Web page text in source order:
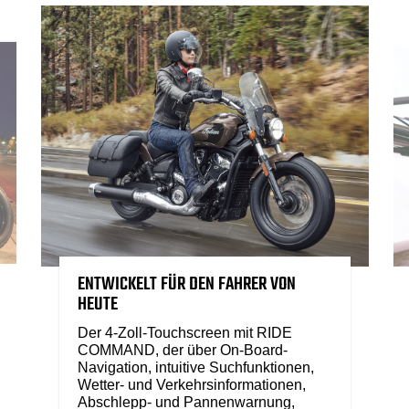
ENTWICKELT FÜR DEN FAHRER VON
HEUTE
Der 4-Zoll-Touchscreen mit RIDE
COMMAND, der über On-Board-
Navigation, intuitive Suchfunktionen,
Wetter- und Verkehrsinformationen,
Abschlepp- und Pannenwarnung,